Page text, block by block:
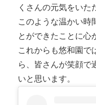
くさんの元気をいた
このような温かい時
とができたことに心
これからも悠和園で
ら、皆さんが笑顔で
いと思います。